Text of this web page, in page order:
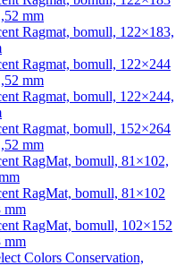
mm
Ragmat, bomull, 122×183,
Ragmat, bomull, 122×244
mm
Ragmat, bomull, 122×244,
Ragmat, bomull, 152×264
mm
RagMat, bomull, 81×102,
RagMat, bomull, 81×102
mm
RagMat, bomull, 102×152
mm
Colors Conservation,